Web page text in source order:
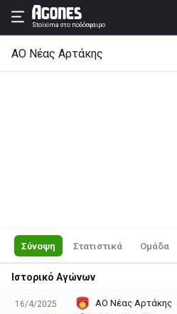
Stoixima στο ποδόσφαιρο
ΑΟ Νέας Αρτάκης
Σύνοψη Στατιστικά Ομάδα
Ιστορικό Αγώνων
16/4/2025
ΑΟ Νέας Αρτάκης